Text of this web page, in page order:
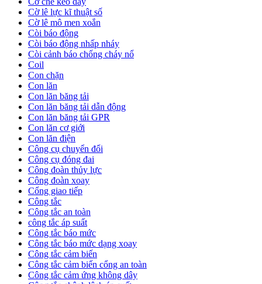
Cờ lê lực kĩ thuật số
Cờ lê mô men xoắn
Còi báo động
Còi báo động nhấp nháy
Còi cảnh báo chống cháy nổ
Coil
Con chặn
Con lăn
Con lăn băng tải
Con lăn băng tải dẫn động
Con lăn băng tải GPR
Con lăn cơ giới
Con lăn điện
Công cụ chuyển đổi
Công cụ đóng đai
Công đoàn thủy lực
Công đoàn xoay
Cổng giao tiếp
Công tắc
Công tắc an toàn
công tắc áp suất
Công tắc báo mức
Công tắc báo mức dạng xoay
Công tắc cảm biến
Công tắc cảm biến cổng an toàn
Công tắc cảm ứng không dây